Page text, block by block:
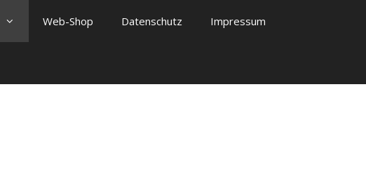
Web-Shop Datenschutz Impressum